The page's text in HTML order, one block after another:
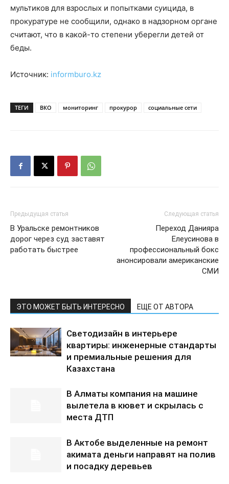
мультиков для взрослых и попытками суицида, в
прокуратуре не сообщили, однако в надзорном органе
считают, что в какой-то степени уберегли детей от
беды.
Источник: informburo.kz
ТЕГИ ВКО мониторинг прокурор социальные сети
Предыдущая статья
В Уральске ремонтников
дорог через суд заставят
работать быстрее
Следующая статья
Переход Данияра
Елеусинова в
профессиональный бокс
анонсировали американские
СМИ
ЭТО МОЖЕТ БЫТЬ ИНТЕРЕСНО ЕЩЕ ОТ АВТОРА
Светодизайн в интерьере
квартиры: инженерные стандарты
и премиальные решения для
Казахстана
В Алматы компания на машине
вылетела в кювет и скрылась с
места ДТП
В Актобе выделенные на ремонт
акимата деньги направят на полив
и посадку деревьев